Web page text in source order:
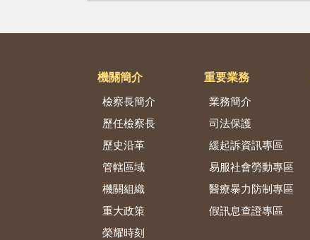
機關簡介
檢察長簡介
歷任檢察長
歷史沿革
管轄區域
機關組織
重大政策
榮耀時刻
重要業務
業務簡介
司法保護
緩起訴資訊專區
易服社會勞動專區
醫療暴力防制專區
假訊息查證專區